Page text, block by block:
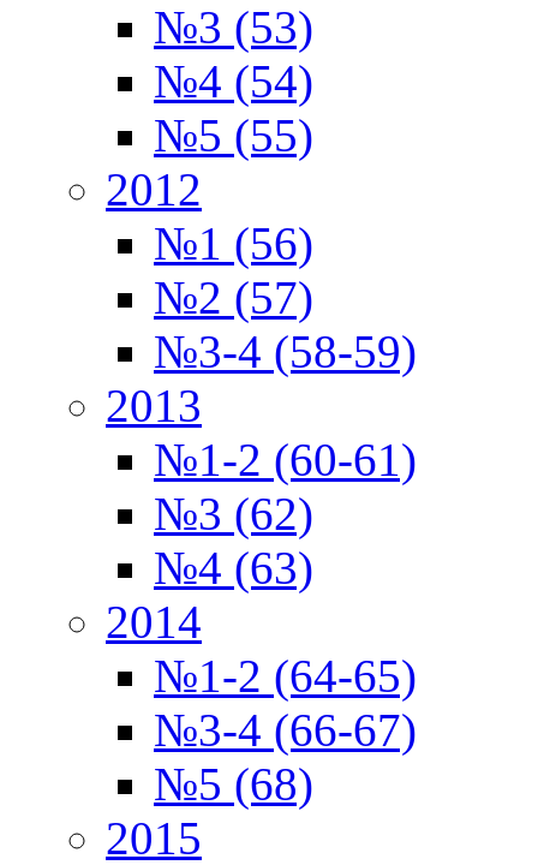
№3 (53)
№4 (54)
№5 (55)
2012
№1 (56)
№2 (57)
№3-4 (58-59)
2013
№1-2 (60-61)
№3 (62)
№4 (63)
2014
№1-2 (64-65)
№3-4 (66-67)
№5 (68)
2015